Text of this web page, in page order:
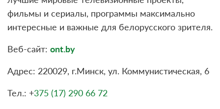
фильмы и сериалы, программы максимально
интересные и важные для белорусского зрителя.
Веб-сайт: ont.by
Адрес: 220029, г.Минск, ул. Коммунистическая, 6
Тел.: +375 (17) 290 66 72